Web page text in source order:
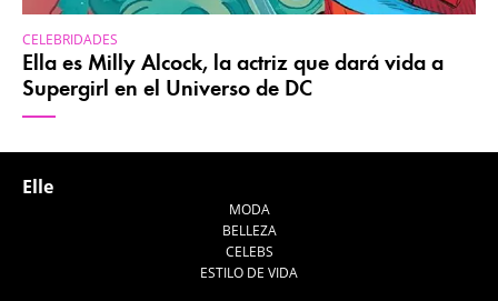
CELEBRIDADES
Ella es Milly Alcock, la actriz que dará vida a
Supergirl en el Universo de DC
Elle
MODA
BELLEZA
CELEBS
ESTILO DE VIDA